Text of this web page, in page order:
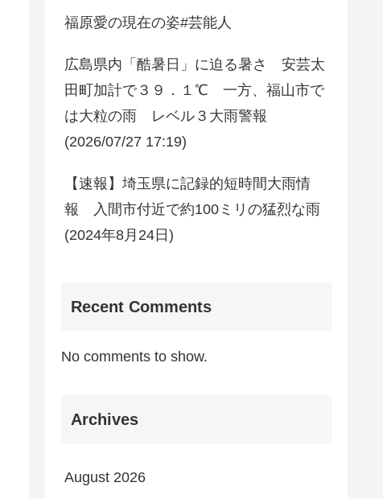
福原愛の現在の姿#芸能人
広島県内「酷暑日」に迫る暑さ 安芸太
田町加計で３９．１℃ 一方、福山市で
は大粒の雨 レベル３大雨警報
(2026/07/27 17:19)
【速報】埼玉県に記録的短時間大雨情
報 入間市付近で約100ミリの猛烈な雨
(2024年8月24日)
Recent Comments
No comments to show.
Archives
August 2026